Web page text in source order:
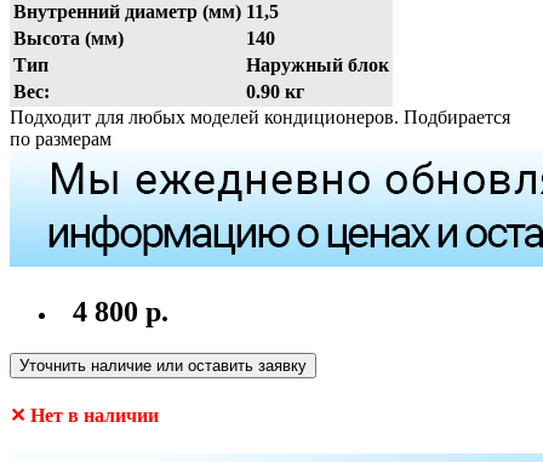
Внутренний диаметр (мм) 11,5
Высота (мм)
140
Тип
Наружный блок
Вес:
0.90 кг
Подходит для любых моделей кондиционеров. Подбирается
по размерам
4 800 р.
Уточнить наличие или оставить заявку
✕ Нет в наличии